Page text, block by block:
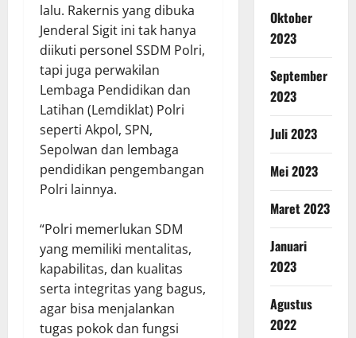
lalu. Rakernis yang dibuka
Jenderal Sigit ini tak hanya
diikuti personel SSDM Polri,
tapi juga perwakilan
Lembaga Pendidikan dan
Latihan (Lemdiklat) Polri
seperti Akpol, SPN,
Sepolwan dan lembaga
pendidikan pengembangan
Polri lainnya.
“Polri memerlukan SDM
yang memiliki mentalitas,
kapabilitas, dan kualitas
serta integritas yang bagus,
agar bisa menjalankan
tugas pokok dan fungsi
Oktober
2023
September
2023
Juli 2023
Mei 2023
Maret 2023
Januari
2023
Agustus
2022